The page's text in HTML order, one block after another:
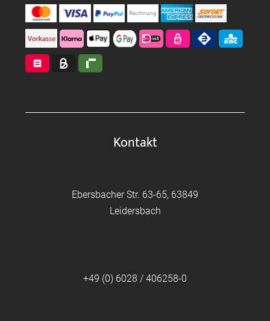
Kontakt
Ebersbacher Str. 63-65, 63849
Leidersbach
+49 (0) 6028 / 406258-0